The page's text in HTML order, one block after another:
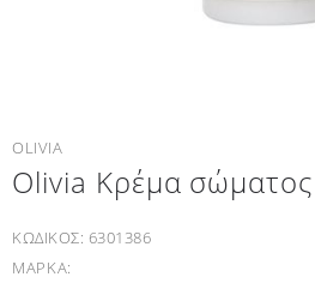
OLIVIA
Olivia Κρέμα
ΚΩΔΙΚΟΣ: 6301386
ΜΑΡΚΑ: